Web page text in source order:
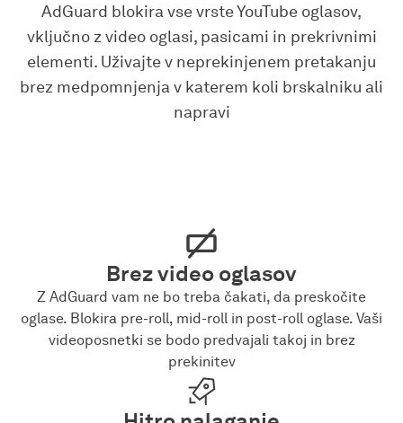
AdGuard blokira vse vrste YouTube oglasov,
vključno z video oglasi, pasicami in prekrivnimi
elementi. Uživajte v neprekinjenem pretakanju
brez medpomnjenja v katerem koli brskalniku ali
napravi
Brez video oglasov
Z AdGuard vam ne bo treba čakati, da preskočite
oglase. Blokira pre-roll, mid-roll in post-roll oglase. Vaši
videoposnetki se bodo predvajali takoj in brez
prekinitev